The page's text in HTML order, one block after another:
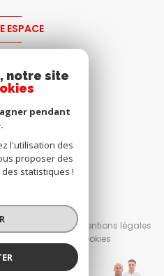
Egletons et Tulle
ESPACE
droits réservés
partenaires
Mentions légales
Cookies
notre site
pendant
l'utilisation des
proposer des
statistiques !